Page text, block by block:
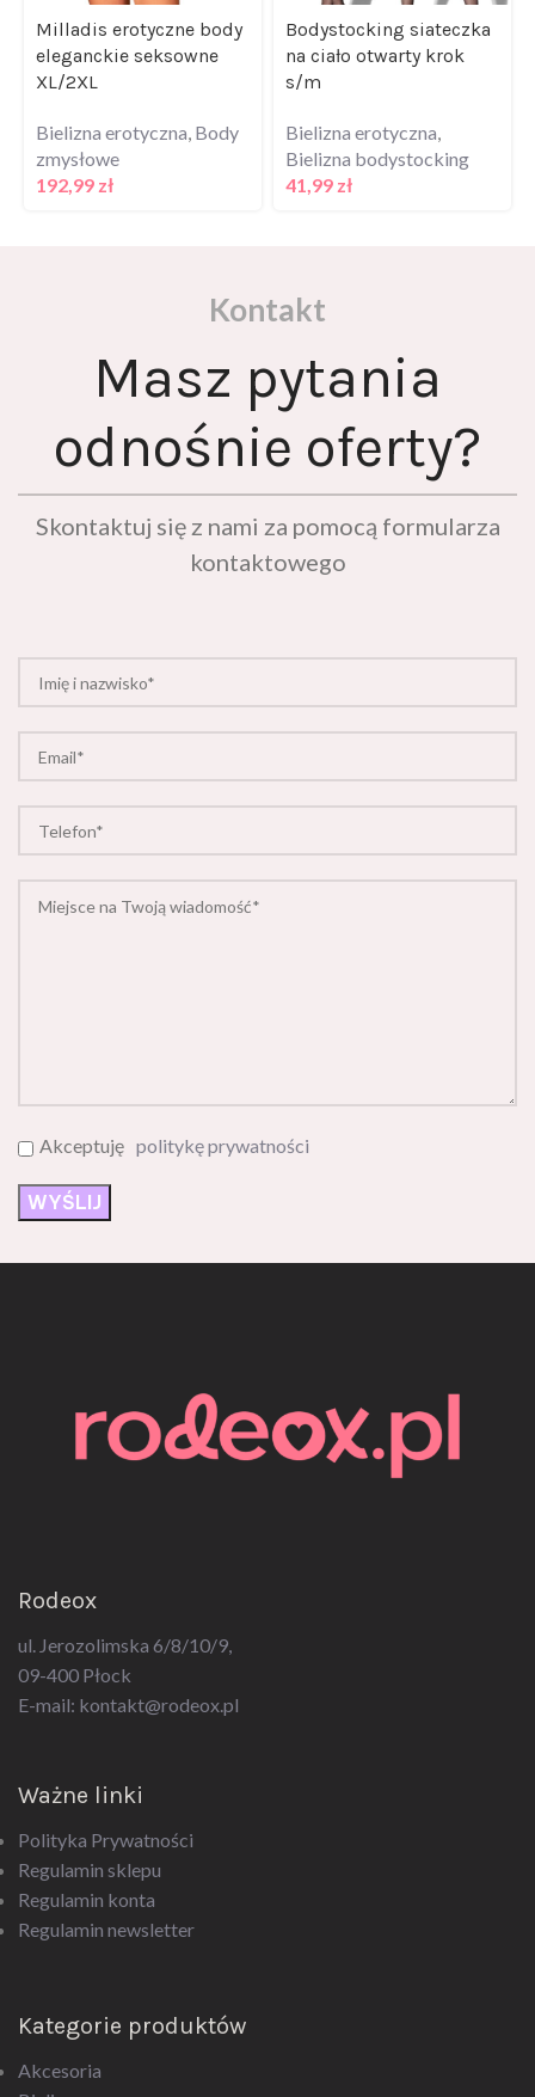
Milladis erotyczne body
eleganckie seksowne
XL/2XL
Bielizna erotyczna Body
zmysłowe
192,99 zł
Bodystocking siateczka
na ciało otwarty krok
s/m
Bielizna erotyczna
Bielizna bodystocking
41,99 zł
Kontakt
Masz pytania
odnośnie oferty?
Skontaktuj się z nami za pomocą formularza
kontaktowego
Akceptuję politykę prywatności
Rodeox
ul. Jerozolimska 6/8/10/9,
09-400 Płock
E-mail: kontakt@rodeox.pl
Ważne linki
Polityka Prywatności
Regulamin sklepu
Regulamin konta
Regulamin newsletter
Kategorie produktów
Akcesoria